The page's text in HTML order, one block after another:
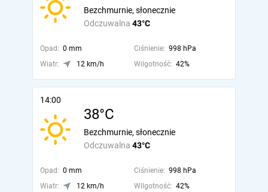
Odczuwalna 43°C
Bezchmurnie, słonecznie
Opad: 0 mm Ciśnienie: 998 hPa
Wiatr:
12 km/h Wilgotność: 42%
14:00
38°C
Odczuwalna 43°C
Bezchmurnie, słonecznie
Opad: 0 mm Ciśnienie: 998 hPa
Wiatr:
12 km/h Wilgotność: 42%